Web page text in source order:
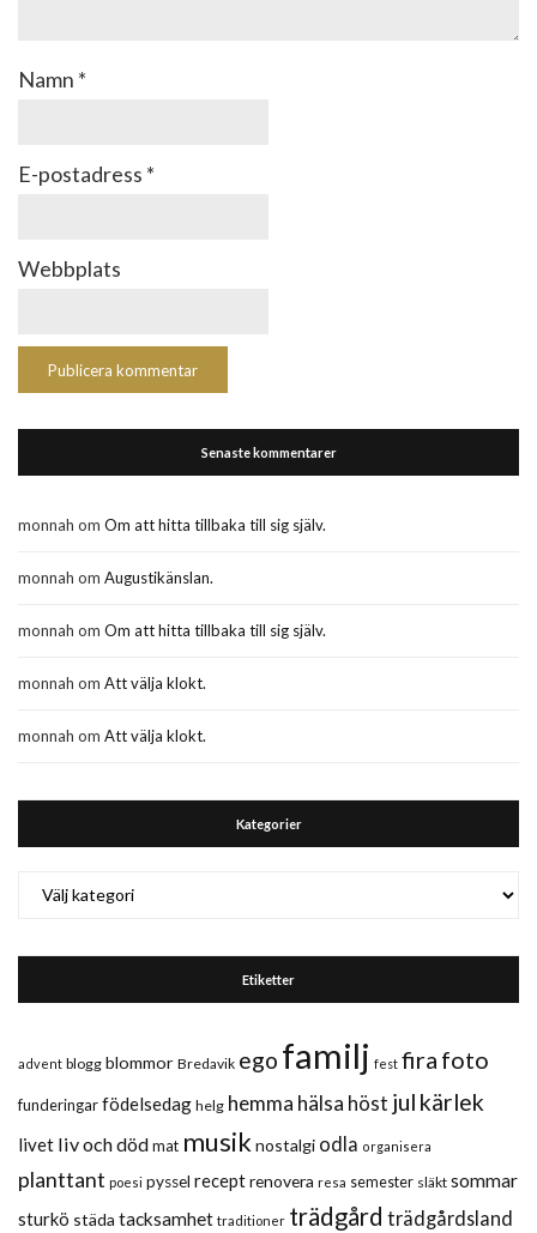
Namn *
E-postadress *
Webbplats
Senaste kommentarer
monnah om Om att hitta tillbaka till sig själv.
monnah om Augustikänslan.
monnah om Om att hitta tillbaka till sig själv.
monnah om Att välja klokt.
monnah om Att välja klokt.
Kategorier
Etiketter
advent blogg blommor Bredavik ego familj fest fira foto
funderingarfödelsedag helg hemma hälsa höst jul kärlek
livet liv och dödmat musik nostalgi odla organisera
planttant poesi pyssel receptrenovera resa semester släkt sommar
sturkö städa tacksamhet traditioner trädgård trädgårdsland